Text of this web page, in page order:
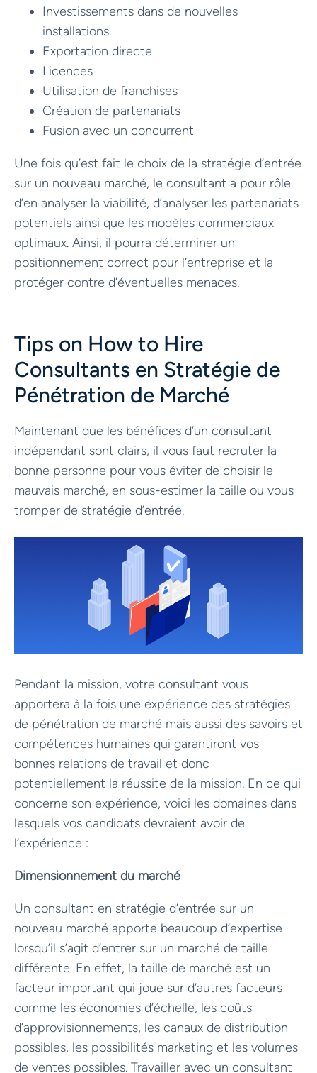
Investissements dans de nouvelles
installations
Exportation directe
Licences
Utilisation de franchises
Création de partenariats
Fusion avec un concurrent
Une fois qu’est fait le choix de la stratégie d’entrée
sur un nouveau marché, le consultant a pour rôle
d’en analyser la viabilité, d’analyser les partenariats
potentiels ainsi que les modèles commerciaux
optimaux. Ainsi, il pourra déterminer un
positionnement correct pour l’entreprise et la
protéger contre d’éventuelles menaces.
Tips on How to Hire
Consultants en Stratégie de
Pénétration de Marché
Maintenant que les bénéfices d’un consultant
indépendant sont clairs, il vous faut recruter la
bonne personne pour vous éviter de choisir le
mauvais marché, en sous-estimer la taille ou vous
tromper de stratégie d’entrée.
Pendant la mission, votre consultant vous
apportera à la fois une expérience des stratégies
de pénétration de marché mais aussi des savoirs et
compétences humaines qui garantiront vos
bonnes relations de travail et donc
potentiellement la réussite de la mission. En ce qui
concerne son expérience, voici les domaines dans
lesquels vos candidats devraient avoir de
l’expérience :
Dimensionnement du marché
Un consultant en stratégie d’entrée sur un
nouveau marché apporte beaucoup d’expertise
lorsqu’il s’agit d’entrer sur un marché de taille
différente. En effet, la taille de marché est un
facteur important qui joue sur d’autres facteurs
comme les économies d’échelle, les coûts
d’approvisionnements, les canaux de distribution
possibles, les possibilités marketing et les volumes
de ventes possibles. Travailler avec un consultant